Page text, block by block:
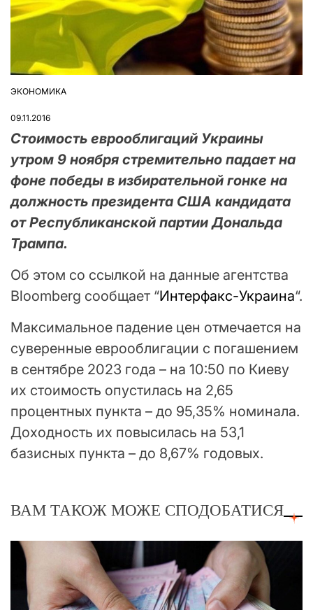
ОПУБЛІКУВАТИ
ЭКОНОМИКА
09.11.2016
Стоимость еврооблигаций Украины
утром 9 ноября стремительно падает на
фоне победы в избирательной гонке на
должность президента США кандидата
от Республиканской партии Дональда
Трампа.
Об этом со ссылкой на данные агентства
Bloomberg сообщает “Интерфакс-Украина“.
Максимальное падение цен отмечается на
суверенные еврооблигации с погашением
в сентябре 2023 года – на 10:50 по Киеву
их стоимость опустилась на 2,65
процентных пункта – до 95,35% номинала.
Доходность их повысилась на 53,1
базисных пункта – до 8,67% годовых.
ВАМ ТАКОЖ МОЖЕ СПОДОБАТИСЯ